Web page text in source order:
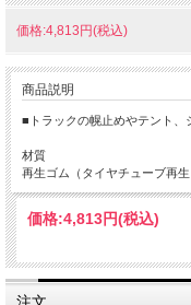
価格:4,813円(税込)
商品説明
■トラックの幌止めやテント、
材質
再生ゴム（タイヤチューブ再生
価格:4,813円(税込)
注文